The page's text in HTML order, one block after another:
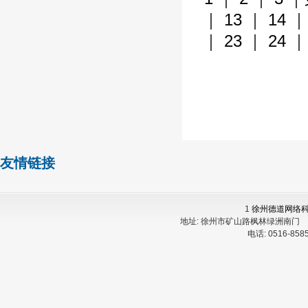
13 14
23 24
友情链接
1 徐州德道网络
地址: 徐州市矿山路枫林绿洲南门
电话: 0516-